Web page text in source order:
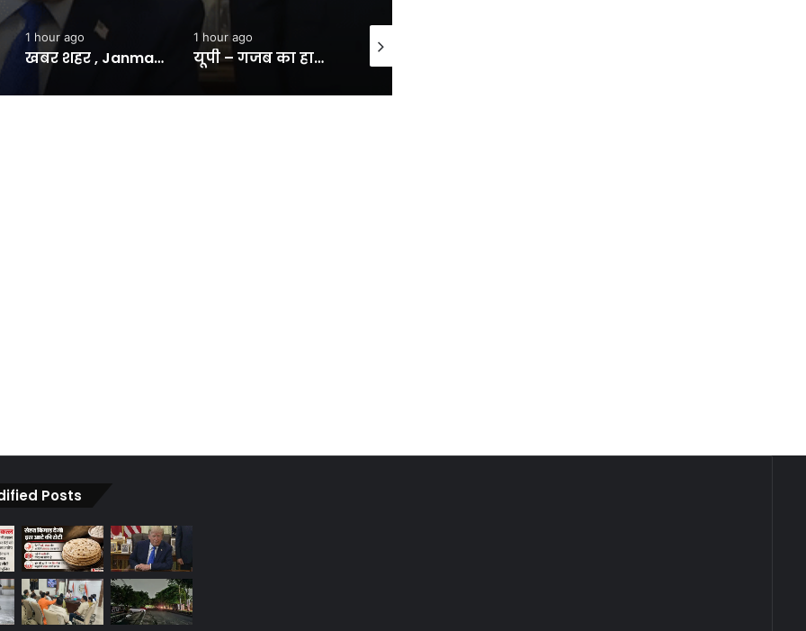
1 hour ago
खबर शहर , Janmashtami 2026: जन्माष्टमी पर भंडारा करने की सोच रहे हैं, तो पढ़ लें ये खबर; नगर निगम ने जारी की नई गाइडलाइन – INA
1 hour ago
यूपी – गजब का हाल: 44 किमी में छह शिवालय, जिन मार्गों पर पूरी रात नंगे पैर परिक्रमा करेंगे भक्त; उन पर पसरा अंधेरा – INA
Posts